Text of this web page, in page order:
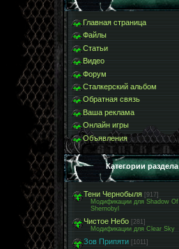
Главная страница
Файлы
Статьи
Видео
Форум
Сталкерский альбом
Обратная связь
Ваша реклама
Онлайн игры
Объявления
Категории раздела
Тени Чернобыля [917]
Модификации для Shadow Of
Shernobyl
Чистое Небо [281]
Модификации для Clear Sky
Зов Припяти [1011]